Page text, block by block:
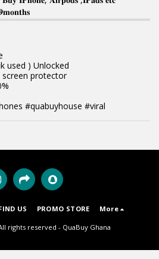
used ) Unlocked
protector
#quabuyhouse #viral
US PROMO STORE More
rights reserved - QuaBuy Ghana